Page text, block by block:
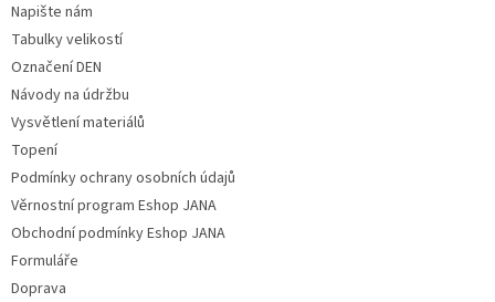
Napište nám
Tabulky velikostí
Označení DEN
Návody na údržbu
Vysvětlení materiálů
Topení
Podmínky ochrany osobních údajů
Věrnostní program Eshop JANA
Obchodní podmínky Eshop JANA
Formuláře
Doprava